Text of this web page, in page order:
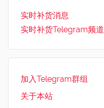
实时补货消息
实时补货Telegram频道
加入Telegram群组
关于本站